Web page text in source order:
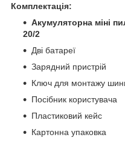
Комплектація:
Акумуляторна міні
20/2
Дві батареї
Зарядний пристрій
Ключ для монтажу
Посібник користувача
Пластиковий кейс
Картонна упаковка